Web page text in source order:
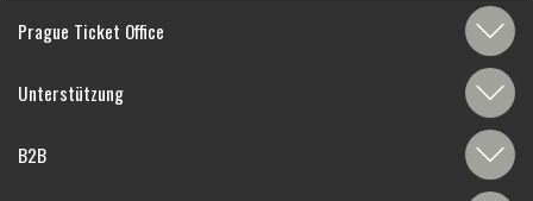
Prague Ticket Office
Unterstützung
B2B